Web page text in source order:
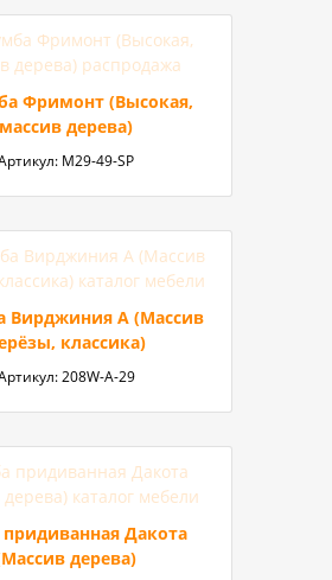
Фримонт (Высокая,
массив дерева)
M29-49-SP
Вирджиния А (Массив
классика)
208W-А-29
Дакота
дерева)